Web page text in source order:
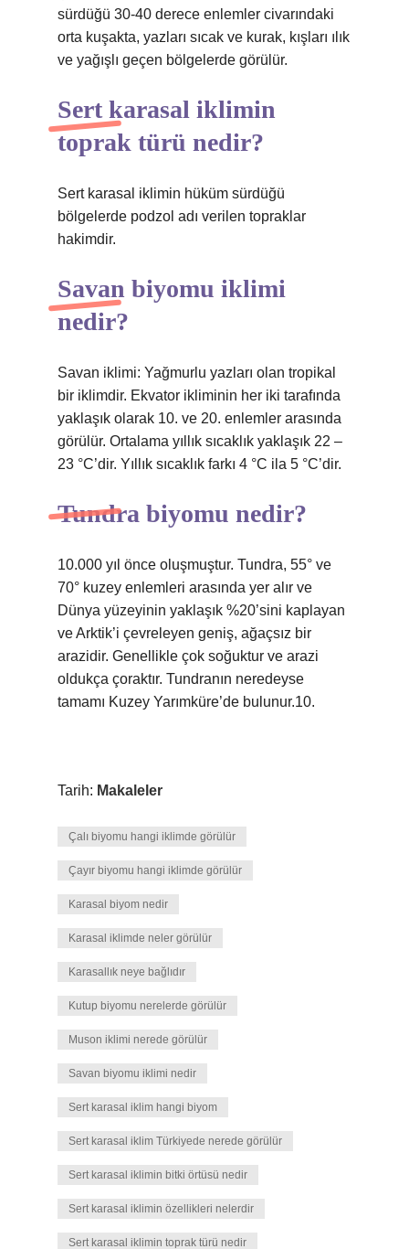
sürdüğü 30-40 derece enlemler civarındaki
orta kuşakta, yazları sıcak ve kurak, kışları ılık
ve yağışlı geçen bölgelerde görülür.
Sert karasal iklimin
toprak türü nedir?
Sert karasal iklimin hüküm sürdüğü
bölgelerde podzol adı verilen topraklar
hakimdir.
Savan biyomu iklimi
nedir?
Savan iklimi: Yağmurlu yazları olan tropikal
bir iklimdir. Ekvator ikliminin her iki tarafında
yaklaşık olarak 10. ve 20. enlemler arasında
görülür. Ortalama yıllık sıcaklık yaklaşık 22 –
23 °C’dir. Yıllık sıcaklık farkı 4 °C ila 5 °C’dir.
Tundra biyomu nedir?
10.000 yıl önce oluşmuştur. Tundra, 55° ve
70° kuzey enlemleri arasında yer alır ve
Dünya yüzeyinin yaklaşık %20’sini kaplayan
ve Arktik’i çevreleyen geniş, ağaçsız bir
arazidir. Genellikle çok soğuktur ve arazi
oldukça çoraktır. Tundranın neredeyse
tamamı Kuzey Yarımküre’de bulunur.10.
Tarih: Makaleler
Çalı biyomu hangi iklimde görülür
Çayır biyomu hangi iklimde görülür
Karasal biyom nedir
Karasal iklimde neler görülür
Karasallık neye bağlıdır
Kutup biyomu nerelerde görülür
Muson iklimi nerede görülür
Savan biyomu iklimi nedir
Sert karasal iklim hangi biyom
Sert karasal iklim Türkiyede nerede görülür
Sert karasal iklimin bitki örtüsü nedir
Sert karasal iklimin özellikleri nelerdir
Sert karasal iklimin toprak türü nedir